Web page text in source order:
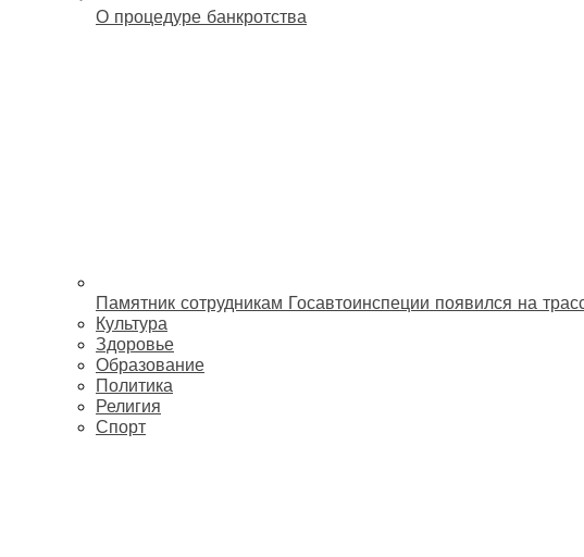
О процедуре банкротства
Памятник сотрудникам Госавтоинспеции появился на
Культура
Здоровье
Образование
Политика
Религия
Спорт